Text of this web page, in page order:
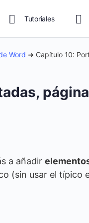
Tutoriales
Word ➜ Capítulo 10:
a añadir
(sin usar el